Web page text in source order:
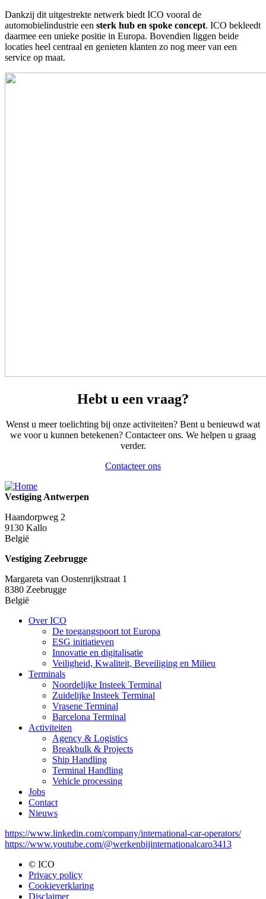
Dankzij dit uitgestrekte netwerk biedt ICO vooral de
automobielindustrie een sterk hub en spoke concept. ICO bekleedt
daarmee een unieke positie in Europa. Bovendien liggen beide
locaties heel centraal en genieten klanten zo nog meer van een
service op maat.
Hebt u een vraag?
Wenst u meer toelichting bij onze activiteiten? Bent u benieuwd wat
we voor u kunnen betekenen? Contacteer ons. We helpen u graag
verder.
Contacteer ons
Vestiging Antwerpen
Haandorpweg 2
9130 Kallo
België
Vestiging Zeebrugge
Margareta van Oostenrijkstraat 1
8380 Zeebrugge
België
Menu:
Footer
Over ICO
De toegangspoort tot Europa
ESG initiatieven
Innovatie en digitalisatie
Veiligheid, Kwaliteit, Beveiliging en Milieu
Terminals
Noordelijke Insteek Terminal
Zuidelijke Insteek Terminal
Vrasene Terminal
Barcelona Terminal
Activiteiten
Agency & Logistics
Breakbulk & Projects
Ship Handling
Terminal Handling
Vehicle processing
Jobs
Contact
Nieuws
https://www.linkedin.com/company/international-car-operators/
https://www.youtube.com/@werkenbijinternationalcaro3413
Menu:
Bottom
© ICO
Privacy policy
Cookieverklaring
Disclaimer